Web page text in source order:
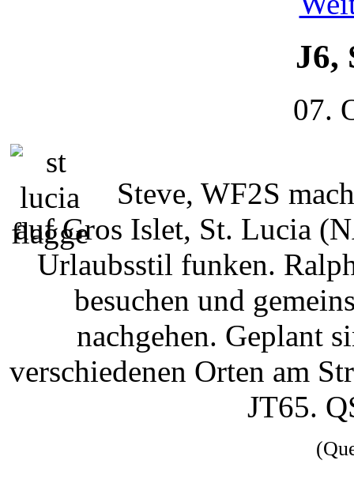
J6,
07.
Steve, WF2S
auf Gros Islet, St. Lucia
Urlaubsstil funken.
besuchen und
nachgehen. Geplant
verschiedenen Orten am
JT65.